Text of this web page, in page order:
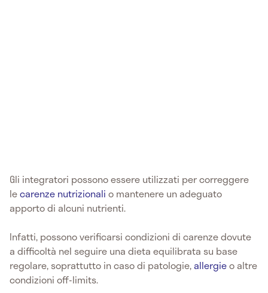
Gli integratori possono essere utilizzati per correggere
lecarenze nutrizionali o mantenere un adeguato
apporto di alcuni nutrienti.
Infatti, possono verificarsi condizioni di carenze dovute
a difficoltà nel seguire una dieta equilibrata su base
regolare, soprattutto in caso di patologie,allergieo altre
condizioni off-limits.